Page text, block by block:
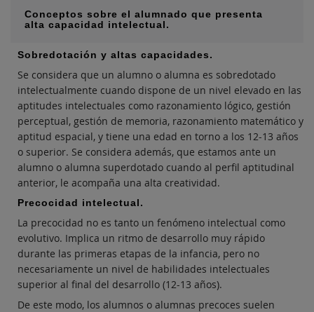
Conceptos sobre el alumnado que presenta
alta capacidad intelectual.
Sobredotación y altas capacidades.
Se considera que un alumno o alumna es sobredotado
intelectualmente cuando dispone de un nivel elevado en las
aptitudes intelectuales como razonamiento lógico, gestión
perceptual, gestión de memoria, razonamiento matemático y
aptitud espacial, y tiene una edad en torno a los 12-13 años
o superior. Se considera además, que estamos ante un
alumno o alumna superdotado cuando al perfil aptitudinal
anterior, le acompaña una alta creatividad.
Precocidad intelectual.
La precocidad no es tanto un fenómeno intelectual como
evolutivo. Implica un ritmo de desarrollo muy rápido
durante las primeras etapas de la infancia, pero no
necesariamente un nivel de habilidades intelectuales
superior al final del desarrollo (12-13 años).
De este modo, los alumnos o alumnas precoces suelen